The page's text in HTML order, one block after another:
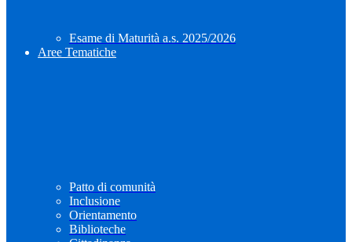
Esame di Maturità a.s. 2025/2026
Aree Tematiche
Patto di comunità
Inclusione
Orientamento
Biblioteche